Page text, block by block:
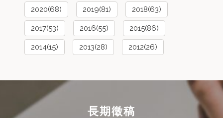
2020(68) 2019(81) 2018(63)
2017(53) 2016(55) 2015(86)
2014(15) 2013(28) 2012(26)
長期徵稿